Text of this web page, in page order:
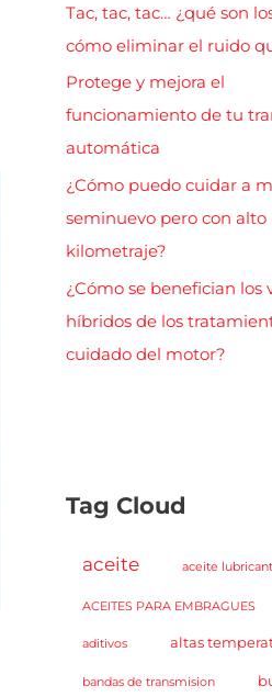
Tac, tac, tac… ¿qué son
cómo eliminar el ruido
Protege y mejora el
funcionamiento de tu
automática
¿Cómo puedo cuidar a
seminuevo pero con alto
kilometraje?
¿Cómo se benefician los
híbridos de los
cuidado del motor?
Tag Cloud
aceite aceite
ACEITES PARA EMBRAGUES
aditivos altas
bandas de transmision